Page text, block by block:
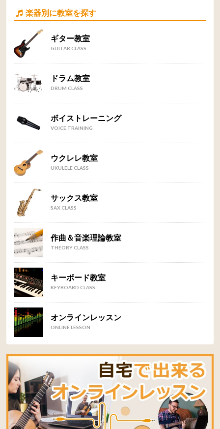
楽器別に教室を探す
ギター教室
GUITAR CLASS
ドラム教室
DRUM CLASS
ボイストレーニング
VOICE TRAINING
ウクレレ教室
UKULELE CLASS
サックス教室
SAX CLASS
作曲＆音楽理論教室
THEORY CLASS
キーボード教室
KEYBOARD CLASS
オンラインレッスン
ONLINE LESSON